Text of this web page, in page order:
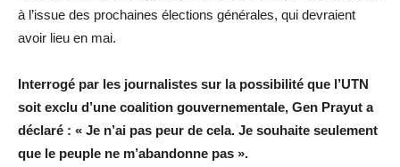
à l’issue des prochaines élections générales, qui devraient
avoir lieu en mai.
Interrogé par les journalistes sur la possibilité que l’UTN
soit exclu d’une coalition gouvernementale, Gen Prayut a
déclaré : « Je n’ai pas peur de cela. Je souhaite seulement
que le peuple ne m’abandonne pas ».